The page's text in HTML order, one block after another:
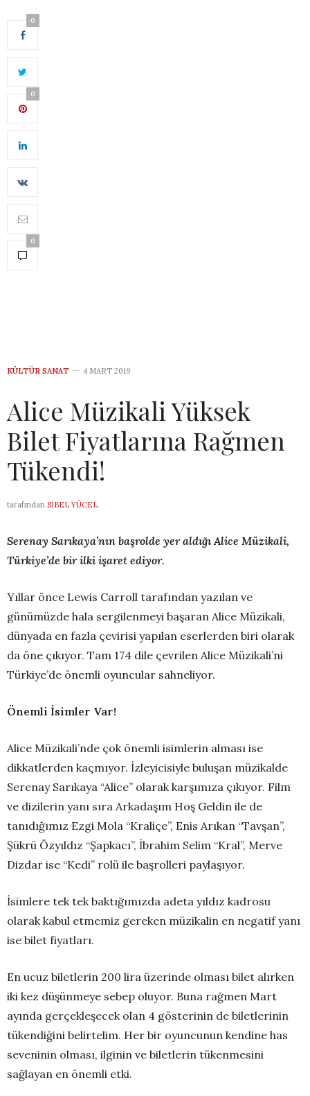
0
0
0
KÜLTÜR SANAT 4 MART 2019
Alice Müzikali Yüksek
Bilet Fiyatlarına Rağmen
Tükendi!
tarafından SIBEL YÜCEL
Serenay Sarıkaya’nın başrolde yer aldığı Alice Müzikali,
Türkiye’de bir ilki işaret ediyor.
Yıllar önce Lewis Carroll tarafından yazılan ve
günümüzde hala sergilenmeyi başaran Alice Müzikali,
dünyada en fazla çevirisi yapılan eserlerden biri olarak
da öne çıkıyor. Tam 174 dile çevrilen Alice Müzikali’ni
Türkiye’de önemli oyuncular sahneliyor.
Önemli İsimler Var!
Alice Müzikali’nde çok önemli isimlerin alması ise
dikkatlerden kaçmıyor. İzleyicisiyle buluşan müzikalde
Serenay Sarıkaya “Alice” olarak karşımıza çıkıyor. Film
ve dizilerin yanı sıra Arkadaşım Hoş Geldin ile de
tanıdığımız Ezgi Mola “Kraliçe”, Enis Arıkan “Tavşan”,
Şükrü Özyıldız “Şapkacı”, İbrahim Selim “Kral”, Merve
Dizdar ise “Kedi” rolü ile başrolleri paylaşıyor.
İsimlere tek tek baktığımızda adeta yıldız kadrosu
olarak kabul etmemiz gereken müzikalin en negatif yanı
ise bilet fiyatları.
En ucuz biletlerin 200 lira üzerinde olması bilet alırken
iki kez düşünmeye sebep oluyor. Buna rağmen Mart
ayında gerçekleşecek olan 4 gösterinin de biletlerinin
tükendiğini belirtelim. Her bir oyuncunun kendine has
seveninin olması, ilginin ve biletlerin tükenmesini
sağlayan en önemli etki.